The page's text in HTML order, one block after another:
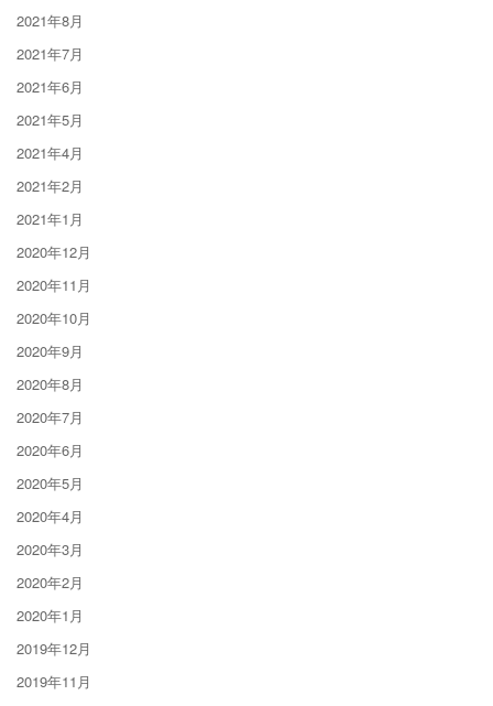
2021年8月
2021年7月
2021年6月
2021年5月
2021年4月
2021年2月
2021年1月
2020年12月
2020年11月
2020年10月
2020年9月
2020年8月
2020年7月
2020年6月
2020年5月
2020年4月
2020年3月
2020年2月
2020年1月
2019年12月
2019年11月